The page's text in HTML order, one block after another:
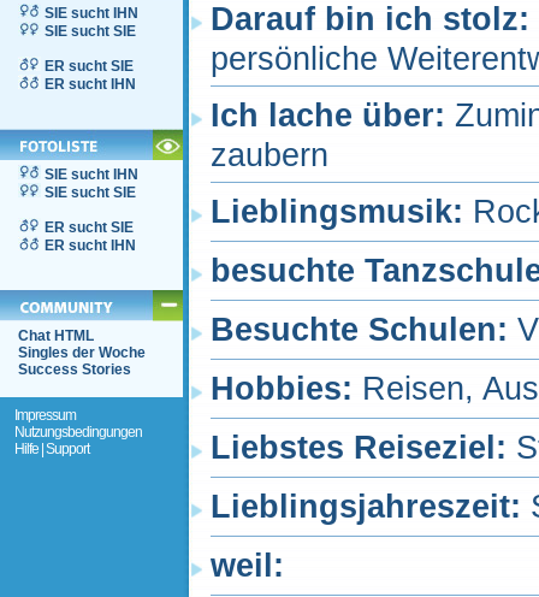
SIE sucht IHN
SIE sucht SIE
ER sucht SIE
ER sucht IHN
SIE sucht IHN
SIE sucht SIE
ER sucht SIE
ER sucht IHN
Chat HTML
Singles der Woche
Success Stories
Impressum
Nutzungsbedingungen
Hilfe | Support
Darauf bin ich stolz:
persönliche
Ich lache über:
zaubern
Lieblingsmusik:
besuchte
Besuchte Schulen:
Hobbies: Reisen,
Liebstes Reiseziel:
Lieblingsjahreszeit:
weil: